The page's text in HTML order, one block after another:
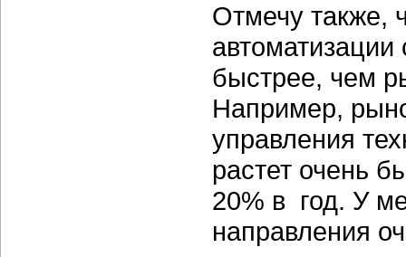
Отмечу также,
автоматизации
быстрее, чем
Например,
управления
растет очень
20% в год. У
направления